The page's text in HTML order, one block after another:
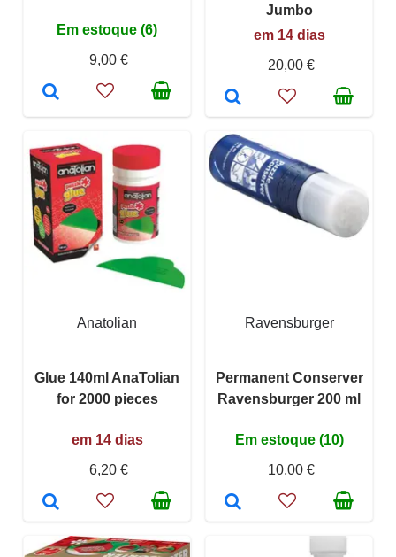
Em estoque (6)
9,00 €
Jumbo
em 14 dias
20,00 €
Anatolian
Glue 140ml AnaTolian
for 2000 pieces
em 14 dias
6,20 €
Ravensburger
Permanent Conserver
Ravensburger 200 ml
Em estoque (10)
10,00 €